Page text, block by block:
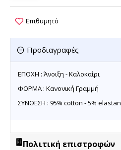
Επιθυμητό
Πολιτική επιστροφών
Προδιαγραφές
ΕΠΟΧΗ : Άνοιξη - Καλοκαίρι
ΦΟΡΜΑ : Κανονική Γραμμή
ΣΥΝΘΕΣΗ : 95% cotton - 5% elastan